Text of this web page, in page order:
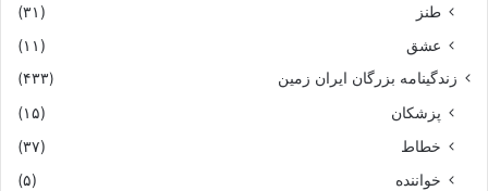
طنز
(۳۱)
عشق
(۱۱)
زندگینامه بزرگان ایران زمین (۴۳۳)
پزشکان
(۱۵)
خطاط
(۳۷)
خواننده
(۵)